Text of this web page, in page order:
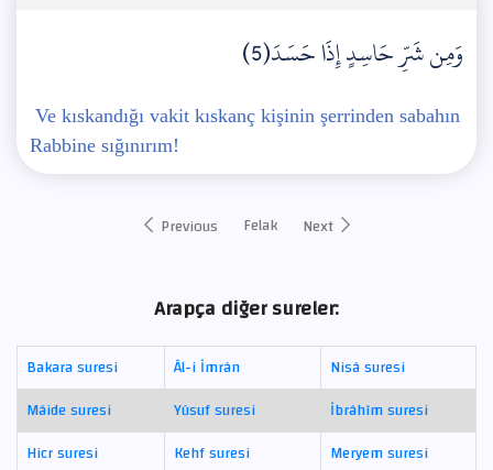
وَمِن شَرِّ حَاسِدٍ إِذَا حَسَدَ(5)
Ve kıskandığı vakit kıskanç kişinin şerrinden sabahın
Rabbine sığınırım!
Previous Felak Next
Arapça diğer sureler:
Bakara suresi Âl-i İmrân
Nisâ suresi
Mâide suresi
Yûsuf suresi
İbrâhîm suresi
Hicr suresi
Kehf suresi
Meryem suresi